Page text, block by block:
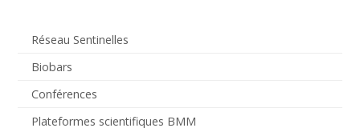
Réseau Sentinelles
Biobars
Conférences
Plateformes scientifiques BMM